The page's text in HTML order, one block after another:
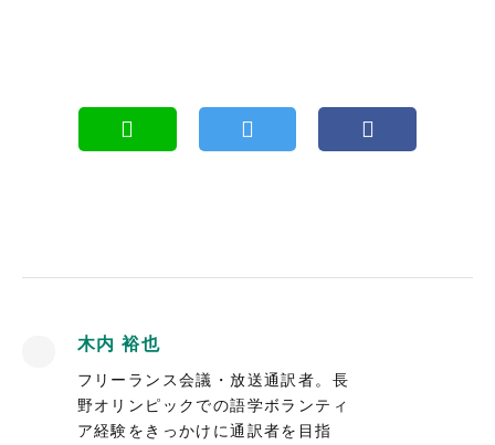
木内 裕也
フリーランス会議・放送通訳者。長
野オリンピックでの語学ボランティ
ア経験をきっかけに通訳者を目指